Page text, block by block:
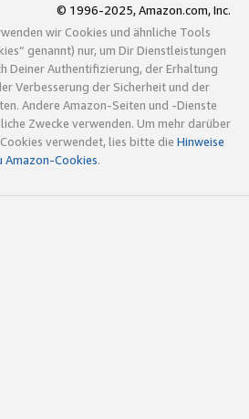
© 1996-2025, Amazon.com, Inc.
wir Cookies und ähnliche Tools
genannt) nur, um Dir Dienstleistungen
Deiner Authentifizierung, der Erhaltung
Verbesserung der Sicherheit und der
Andere Amazon-Seiten und -Dienste
Zwecke verwenden. Um mehr darüber
verwendet, lies bitte die Hinweise
Amazon-Cookies.